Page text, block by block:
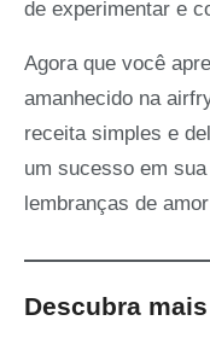
de experimentar e
Agora que você
amanhecido na
receita simples e
um sucesso em
lembranças de
Descubra